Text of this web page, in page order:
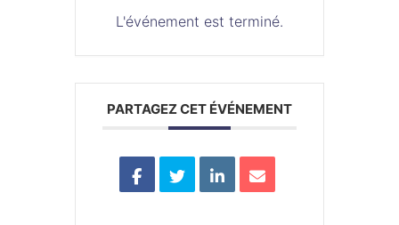
L'événement est terminé.
PARTAGEZ CET ÉVÉNEMENT